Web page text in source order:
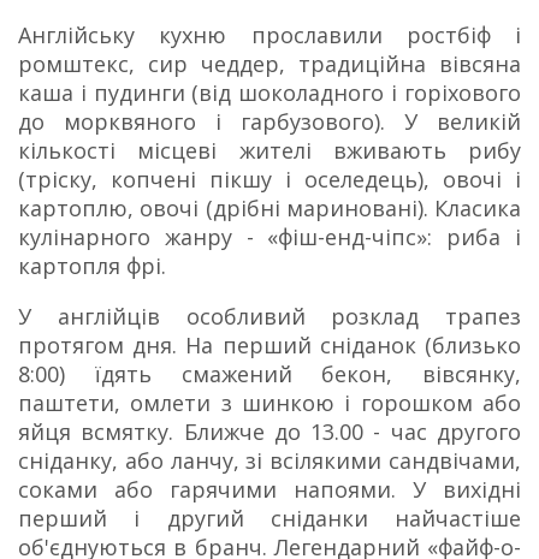
Англійську кухню прославили ростбіф і
ромштекс, сир чеддер, традиційна вівсяна
каша і пудинги (від шоколадного і горіхового
до морквяного і гарбузового). У великій
кількості місцеві жителі вживають рибу
(тріску, копчені пікшу і оселедець), овочі і
картоплю, овочі (дрібні мариновані). Класика
кулінарного жанру - «фіш-енд-чіпс»: риба і
картопля фрі.
У англійців особливий розклад трапез
протягом дня. На перший сніданок (близько
8:00) їдять смажений бекон, вівсянку,
паштети, омлети з шинкою і горошком або
яйця всмятку. Ближче до 13.00 - час другого
сніданку, або ланчу, зі всілякими сандвічами,
соками або гарячими напоями. У вихідні
перший і другий сніданки найчастіше
об'єднуються в бранч.Легендарний «файф-о-